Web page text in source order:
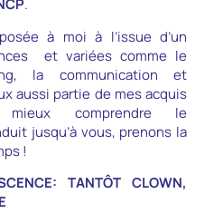
.
à moi à l’issue d’un
et variées comme le
la communication et
aussi partie de mes acquis
comprendre le
jusqu’à vous, prenons la
!
TANTÔT CLOWN,